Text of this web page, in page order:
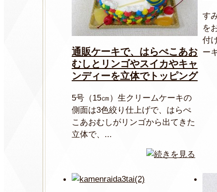
通販ケーキで、はらぺこあお
むしとリンゴやスイカやキャ
ンディーを立体でトッピング
5号（15㎝）生クリームケーキの
側面は3色絞り仕上げで、はらぺ
こあおむしがリンゴから出てきた
立体で、...
す
を
付
ー